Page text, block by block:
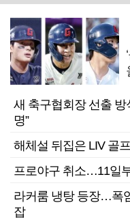
새 축구협회장 선출
명”
해체설 뒤집은 LIV 골
프로야구 취소…11일
라커룸 냉탕 등장…폭
잡